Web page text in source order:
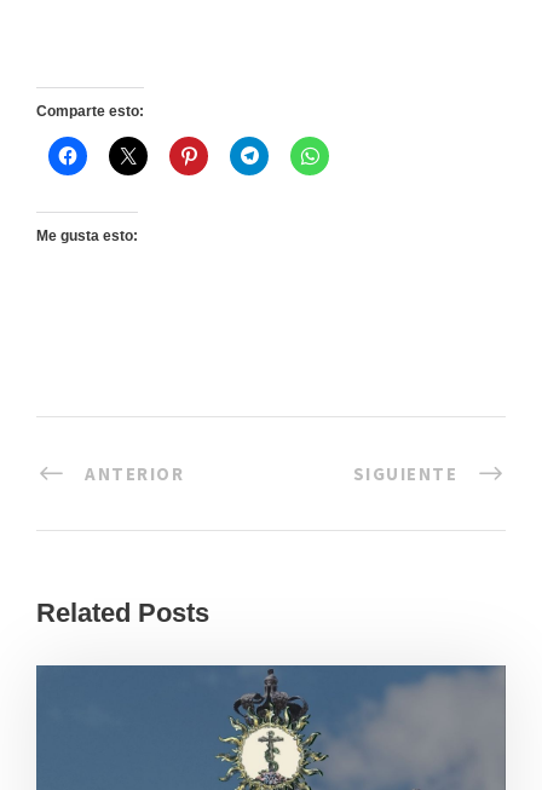
Comparte esto:
Me gusta esto:
ANTERIOR SIGUIENTE
Related Posts